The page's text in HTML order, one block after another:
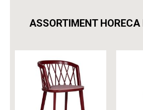
ASSORTIMENT HORECA